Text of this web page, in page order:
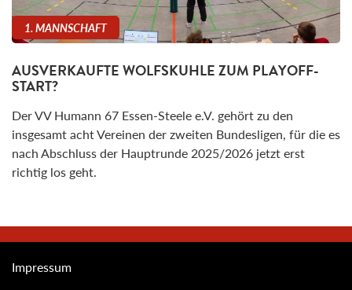
1. MANNSCHAFT
AUSVERKAUFTE WOLFSKUHLE ZUM PLAYOFF-
START?
Der VV Humann 67 Essen-Steele e.V. gehört zu den
insgesamt acht Vereinen der zweiten Bundesligen, für die es
nach Abschluss der Hauptrunde 2025/2026 jetzt erst
richtig los geht.
Impressum